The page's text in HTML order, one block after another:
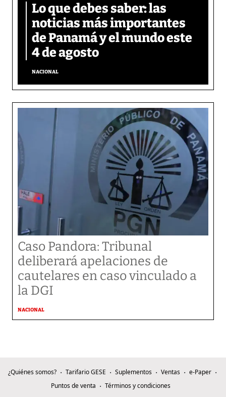
Lo que debes saber: las
noticias más importantes
de Panamá y el mundo este
4 de agosto
NACIONAL
Caso Pandora: Tribunal
deliberará apelaciones de
cautelares en caso vinculado a
la DGI
NACIONAL
¿Quiénes somos? Tarifario GESE Suplementos Ventas
e-Paper
Puntos de venta
Términos y condiciones